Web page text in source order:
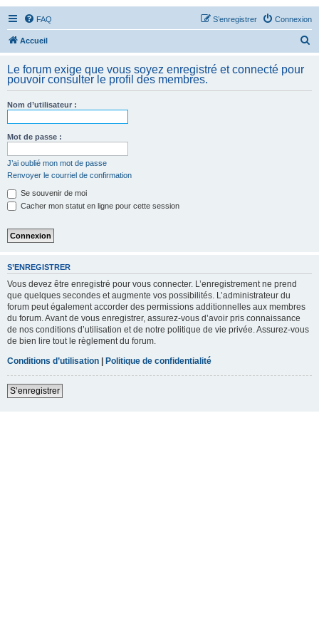
FAQ Connexion
S’enregistrer
Accueil
h
Le forum exige que vous soyez enregistré et connecté pour
pouvoir consulter le profil des membres.
Nom d’utilisateur :
Mot de passe :
J’ai oublié mon mot de passe
Renvoyer le courriel de confirmation
Se souvenir de moi
Cacher mon statut en ligne pour cette session
S’ENREGISTRER
Vous devez être enregistré pour vous connecter. L’enregistrement ne prend
que quelques secondes et augmente vos possibilités. L’administrateur du
forum peut également accorder des permissions additionnelles aux membres
du forum. Avant de vous enregistrer, assurez-vous d’avoir pris connaissance
de nos conditions d’utilisation et de notre politique de vie privée. Assurez-vous
de bien lire tout le règlement du forum.
Conditions d’utilisation | Politique de confidentialité
S’enregistrer